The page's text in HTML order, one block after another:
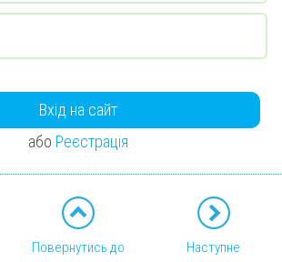
Вхід на сайт
або Реєстрація
Повернутись до
Наступне